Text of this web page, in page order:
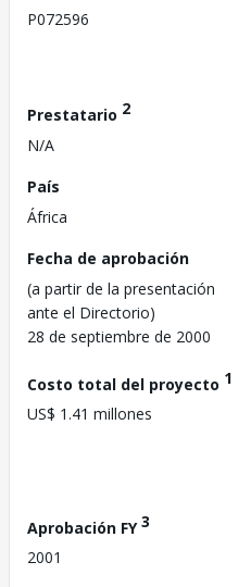
P072596
Prestatario 2
N/A
País
África
Fecha de aprobación
(a partir de la presentación
ante el Directorio)
28 de septiembre de 2000
Costo total del proyecto 1
US$ 1.41 millones
Aprobación FY3
2001